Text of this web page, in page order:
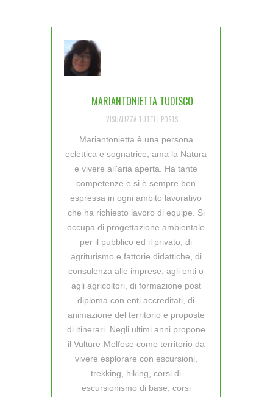
MARIANTONIETTA TUDISCO
VISUALIZZA TUTTI I POSTS
Mariantonietta è una persona
eclettica e sognatrice, ama la Natura
e vivere all'aria aperta. Ha tante
competenze e si è sempre ben
espressa in ogni ambito lavorativo
che ha richiesto lavoro di equipe. Si
occupa di progettazione ambientale
per il pubblico ed il privato, di
agriturismo e fattorie didattiche, di
consulenza alle imprese, agli enti o
agli agricoltori, di formazione post
diploma con enti accreditati, di
animazione del territorio e proposte
di itinerari. Negli ultimi anni propone
il Vulture-Melfese come territorio da
vivere esplorare con escursioni,
trekking, hiking, corsi di
escursionismo di base, corsi